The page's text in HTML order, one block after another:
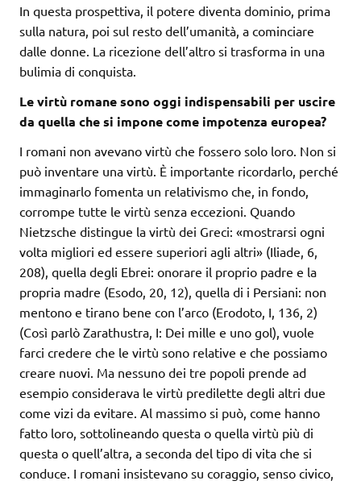
In questa prospettiva, il potere diventa dominio, prima
sulla natura, poi sul resto dell’umanità, a cominciare
dalle donne. La ricezione dell’altro si trasforma in una
bulimia di conquista.
Le virtù romane sono oggi indispensabili per uscire
da quella che si impone come impotenza europea?
I romani non avevano virtù che fossero solo loro. Non si
può inventare una virtù. È importante ricordarlo, perché
immaginarlo fomenta un relativismo che, in fondo,
corrompe tutte le virtù senza eccezioni. Quando
Nietzsche distingue la virtù dei Greci: «mostrarsi ogni
volta migliori ed essere superiori agli altri» (Iliade, 6,
208), quella degli Ebrei: onorare il proprio padre e la
propria madre (Esodo, 20, 12), quella di i Persiani: non
mentono e tirano bene con l’arco (Erodoto, I, 136, 2)
(Così parlò Zarathustra, I: Dei mille e uno gol), vuole
farci credere che le virtù sono relative e che possiamo
creare nuovi. Ma nessuno dei tre popoli prende ad
esempio considerava le virtù predilette degli altri due
come vizi da evitare. Al massimo si può, come hanno
fatto loro, sottolineando questa o quella virtù più di
questa o quell’altra, a seconda del tipo di vita che si
conduce. I romani insistevano su coraggio, senso civico,